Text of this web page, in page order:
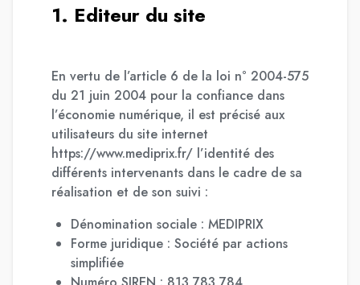
1. Editeur du site
En vertu de l’article 6 de la loi n° 2004-575
du 21 juin 2004 pour la confiance dans
l’économie numérique, il est précisé aux
utilisateurs du site internet
https://www.mediprix.fr/ l’identité des
différents intervenants dans le cadre de sa
réalisation et de son suivi :
Dénomination sociale : MEDIPRIX
Forme juridique : Société par actions
simplifiée